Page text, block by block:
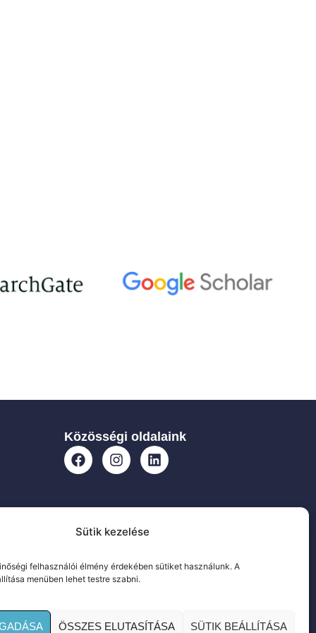
Sütik kezelése
felhasználói élmény érdekében sütiket használunk. A
menüben lehet testre szabni.
ÖSSZES ELUTASÍTÁSA SÜTIK BEÁLLÍTÁSA
Közösségi oldalaink